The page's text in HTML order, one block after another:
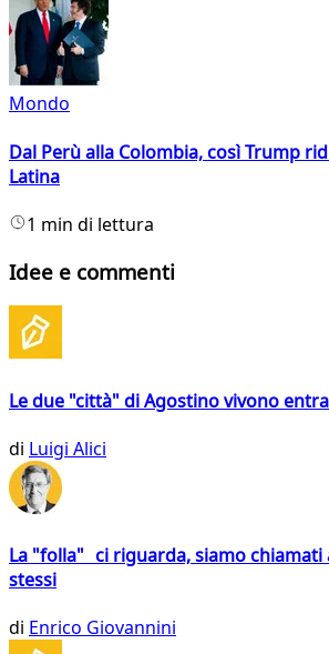
Mondo
Dal Perù alla Colombia, così Trump
Latina
1 min di lettura
Idee e commenti
Le due "città" di Agostino vivono
di Luigi Alici
La "folla" ci riguarda, siamo
stessi
di Enrico Giovannini